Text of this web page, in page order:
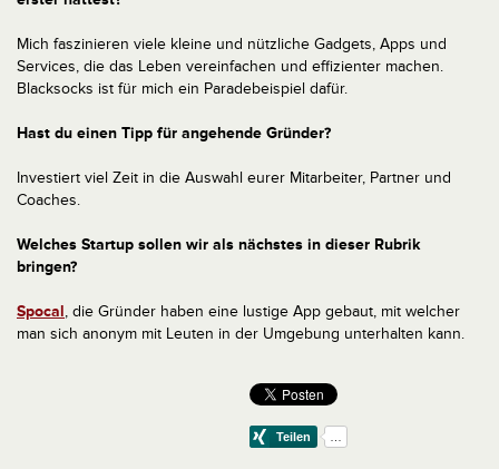
Mich faszinieren viele kleine und nützliche Gadgets, Apps und
Services, die das Leben vereinfachen und effizienter machen.
Blacksocks ist für mich ein Paradebeispiel dafür.
Hast du einen Tipp für angehende Gründer?
Investiert viel Zeit in die Auswahl eurer Mitarbeiter, Partner und
Coaches.
Welches Startup sollen wir als nächstes in dieser Rubrik
bringen?
Spocal, die Gründer haben eine lustige App gebaut, mit welcher
man sich anonym mit Leuten in der Umgebung unterhalten kann.